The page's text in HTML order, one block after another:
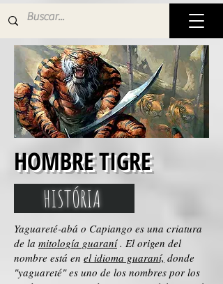
HOMBRE TIGRE
HISTÓRIA
Yaguareté-abá o Capiango es una criatura
de la mitología guaraní. El origen del
nombre está en el idioma guaraní, donde
"yaguareté" es uno de los nombres por los